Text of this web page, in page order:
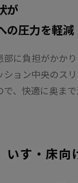
が
の圧力を軽減
部に負担がかか
ション中央のス
で、快適に奥ま
いす・床向